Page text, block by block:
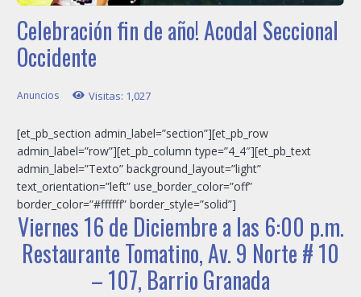
Celebración fin de año! Acodal Seccional
Occidente
Anuncios Visitas: 1,027
[et_pb_section admin_label=”section”][et_pb_row
admin_label=”row”][et_pb_column type=”4_4″][et_pb_text
admin_label=”Texto” background_layout=”light”
text_orientation=”left” use_border_color=”off”
border_color=”#ffffff” border_style=”solid”]
Viernes 16 de Diciembre a las 6:00 p.m.
Restaurante Tomatino, Av. 9 Norte # 10
– 107, Barrio Granada